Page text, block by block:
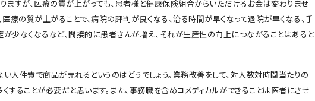
ますが、医療の質が上がっても、患者様と健康保険組合からいただけるお金は変わりませ
医療の質が上がることで、病院の評判が良くなる、治る時間が早くなって退院が早くなる、手
少なくなるなど、間接的に患者さんが増え、それが生産性の向上につながることはあると
人件費で商品が売れるというのはどうでしょう。業務改善をして、対人数対時間当たりの
することが必要だと思います。また、事務職を含めコメディカルができることは医者にさせ